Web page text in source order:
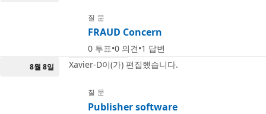
질문
FRAUD Concern
0 투표 0 의견 1 답변
8월 8일 Xavier-D이(가) 편집했습니다.
질문
Publisher software